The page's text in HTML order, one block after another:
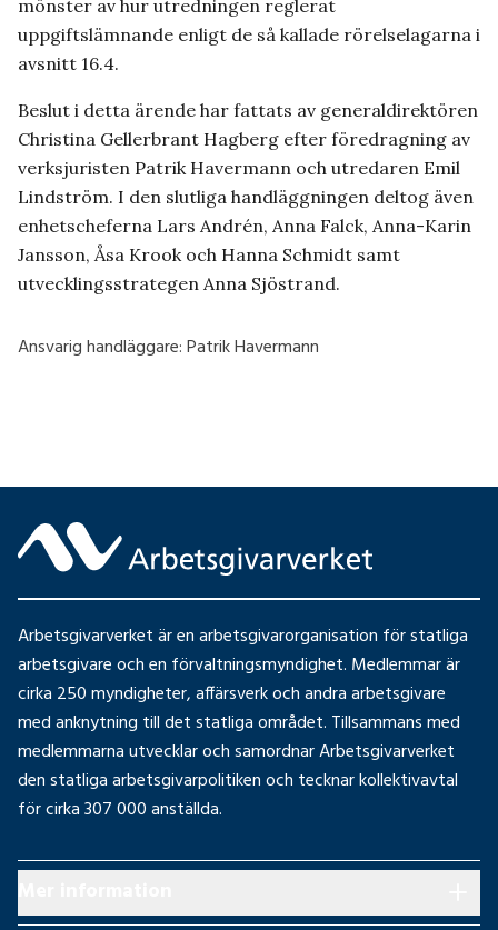
mönster av hur utredningen reglerat
uppgiftslämnande enligt de så kallade rörelselagarna i
avsnitt 16.4.
Beslut i detta ärende har fattats av generaldirektören
Christina Gellerbrant Hagberg efter föredragning av
verksjuristen Patrik Havermann och utredaren Emil
Lindström. I den slutliga handläggningen deltog även
enhetscheferna Lars Andrén, Anna Falck, Anna-Karin
Jansson, Åsa Krook och Hanna Schmidt samt
utvecklingsstrategen Anna Sjöstrand.
Ansvarig handläggare:Patrik Havermann
Arbetsgivarverket är en arbetsgivarorganisation för statliga
arbetsgivare och en förvaltningsmyndighet. Medlemmar är
cirka 250 myndigheter, affärsverk och andra arbetsgivare
med anknytning till det statliga området. Tillsammans med
medlemmarna utvecklar och samordnar Arbetsgivarverket
den statliga arbetsgivarpolitiken och tecknar kollektivavtal
för cirka 307 000 anställda.